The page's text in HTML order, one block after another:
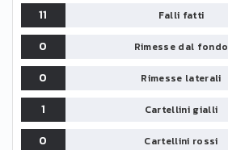
11
Falli fatti
0
Rimesse dal fondo
0
Rimesse laterali
1
Cartellini gialli
0
Cartellini rossi